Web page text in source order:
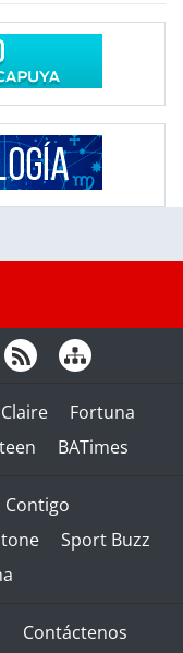
Fortuna
BATimes
Contigo
Sport Buzz
Contáctenos